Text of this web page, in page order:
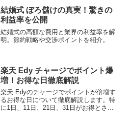
結婚式 ぼろ儲けの真実！驚きの
利益率を公開
結婚式の高額な費用と業界の利益率を解
明。節約戦略や交渉ポイントを紹介。
楽天 Edy チャージでポイント爆
増！お得な日徹底解説
楽天 Edyのチャージでポイントが倍増す
るお得な日について徹底解説します。特
に1日、11日、21日、31日がお得とさ